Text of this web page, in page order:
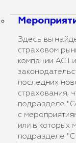
Здесь вы
страховом
компании АСТ
последних
страхования,
подразделе
с
или в которых
подразделе